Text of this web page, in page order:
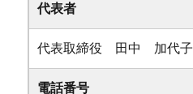
代表者
代表取締役 田中 加代子
電話番号